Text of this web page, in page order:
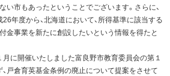
い市もあったということでございます。さらに、
年度から、北海道において、所得基準に該当する
金事業を新たに創設したいという情報を得たと
に開催いたしました富良野市教育委員会の第１
、戸倉育英基金条例の廃止について提案をさせて